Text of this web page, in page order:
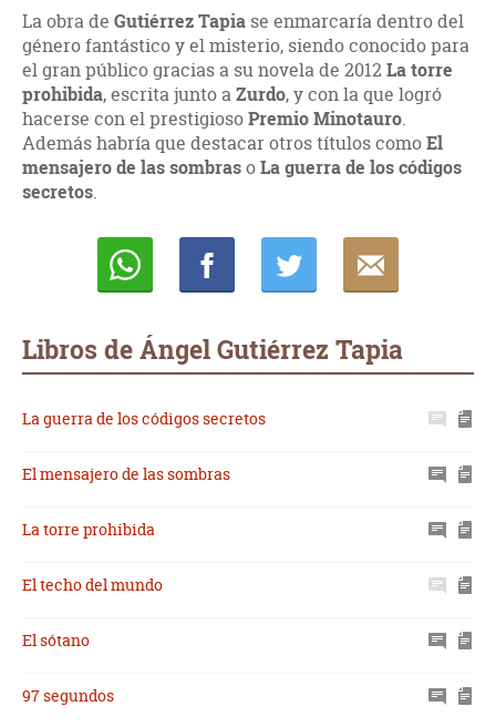
La obra de Gutiérrez Tapia se enmarcaría dentro del
género fantástico y el misterio, siendo conocido para
el gran público gracias a su novela de 2012 La torre
prohibida, escrita junto aZurdo, y con la que logró
hacerse con el prestigiosoPremio Minotauro.
Además habría que destacar otros títulos comoEl
mensajero de las sombrasoLa guerra de los códigos
secretos.
Libros de Ángel Gutiérrez Tapia
La guerra de los códigos secretos
El mensajero de las sombras
La torre prohibida
El techo del mundo
El sótano
97 segundos